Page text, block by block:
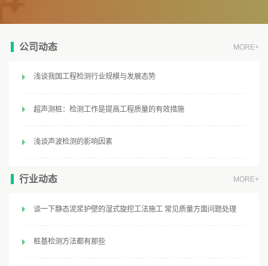
公司动态 MORE+
浅谈我国工程检测行业规模与发展态势
超声测桩​：检测工作是提高工程质量的有效措施
浅谈声波检测的影响因素
行业动态 MORE+
谈一下静态泥浆护壁的湿式旋挖工法施工 常见质量方面问题处理
桩基检测方法都有那些